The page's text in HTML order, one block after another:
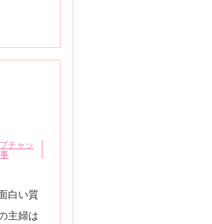
チャッ
白い質
主婦は